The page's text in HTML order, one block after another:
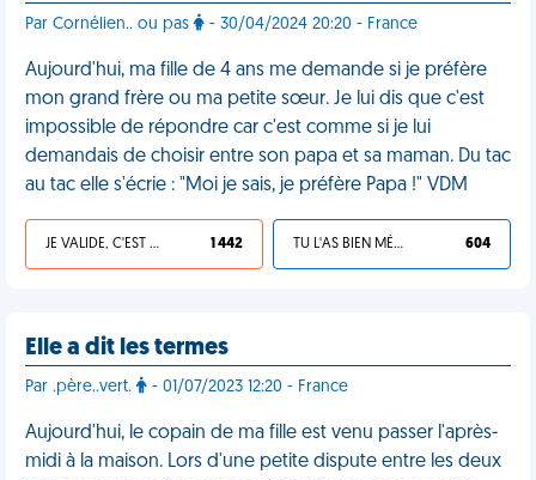
Par Cornélien.. ou pas - 30/04/2024 20:20 - France
Aujourd'hui, ma fille de 4 ans me demande si je préfère
mon grand frère ou ma petite sœur. Je lui dis que c'est
impossible de répondre car c'est comme si je lui
demandais de choisir entre son papa et sa maman. Du tac
au tac elle s'écrie : "Moi je sais, je préfère Papa !" VDM
JE VALIDE, C'EST UNE VDM 1 442 TU L'AS BIEN MÉRITÉ 604
Elle a dit les termes
Par .père..vert. - 01/07/2023 12:20 - France
Aujourd'hui, le copain de ma fille est venu passer l'après-
midi à la maison. Lors d'une petite dispute entre les deux